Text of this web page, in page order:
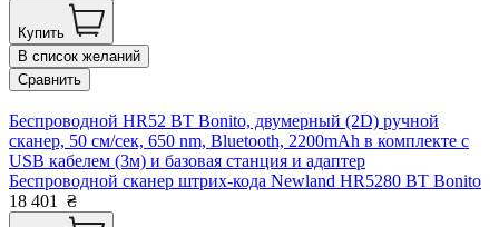
Купить
В список желаний
Сравнить
Беспроводной HR52 BT Bonito, двумерный (2D) ручной
сканер, 50 см/сек, 650 nm, Bluetooth, 2200mAh в комплекте с
USB кабелем (3м) и базовая станция и адаптер
Беспроводной сканер штрих-кода Newland HR5280 BT Bonito
18 401
₴